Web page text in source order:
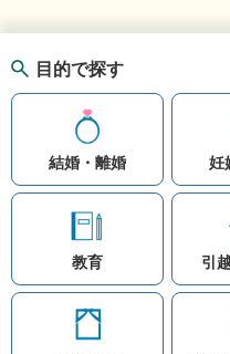
目的で探す
結婚・離婚 妊
教育 引